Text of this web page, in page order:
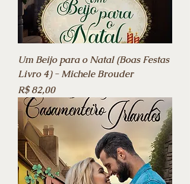
Um Beijo para o Natal (Boas Festas
Livro 4) - Michele Brouder
Preço
R$ 82,00